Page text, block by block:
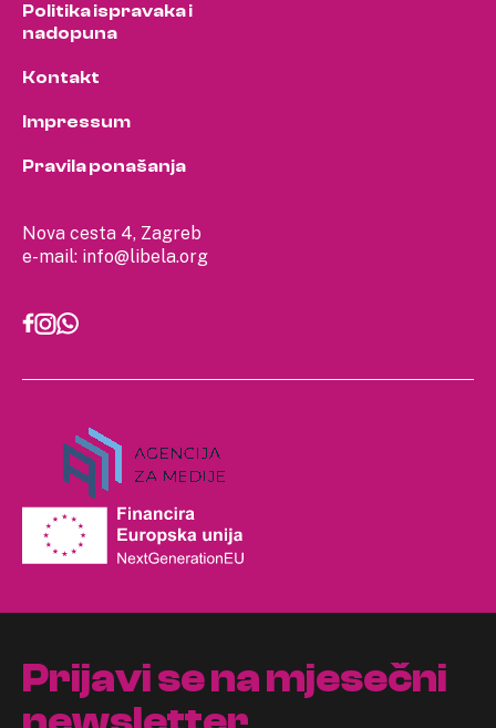
Nova cesta 4, Zagreb
e-mail: info@libela.org
Politika ispravaka i
nadopuna
Kontakt
Impressum
Pravila ponašanja
Prijavi se na mjesečni